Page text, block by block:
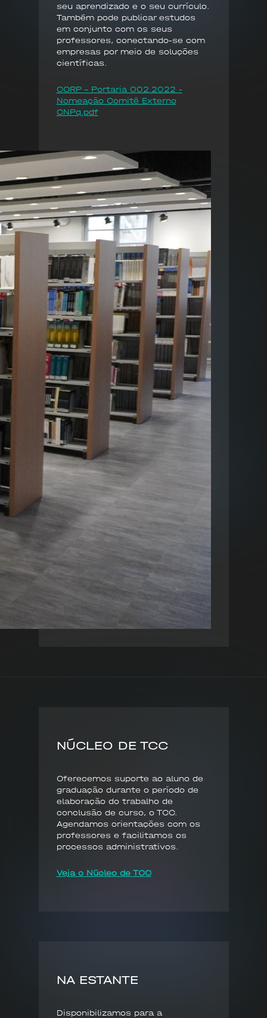
seu aprendizado e o seu currículo.
Também pode publicar estudos
em conjunto com os seus
professores, conectando-se com
empresas por meio de soluções
científicas.
CORP - Portaria 002.2022 -
Nomeação Comitê Externo
CNPq.pdf
NÚCLEO DE TCC
Oferecemos suporte ao aluno de
graduação durante o período de
elaboração do trabalho de
conclusão de curso, o TCC.
Agendamos orientações com os
professores e facilitamos os
processos administrativos.
Veja o Núcleo de TCC
NA ESTANTE
Disponibilizamos para a